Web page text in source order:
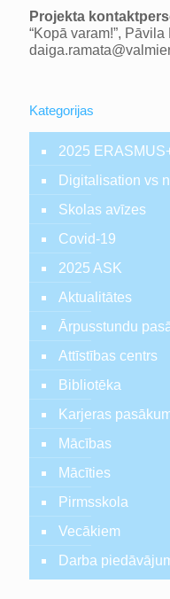
Projekta
“Kopā varam!”,
Kategorijas
2025
Digitalisation vs
Skolas avīzes
Covid-19
2025 ASK
Aktualitātes
Ārpusstundu
Attīstības centrs
Bibliotēka
Karjeras
Mācības
Mācīties
Pirmsskola
Vecākiem
Darba